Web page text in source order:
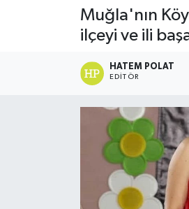
Muğla'nın
ilçeyi ve ili
HATEM POLAT
EDITÖR
Süper Lig Puan Durumu ve
Tüm Manşetler